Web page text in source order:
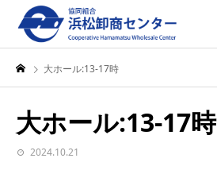
大ホール:13-17時
大ホール:13-17時
2024.10.21